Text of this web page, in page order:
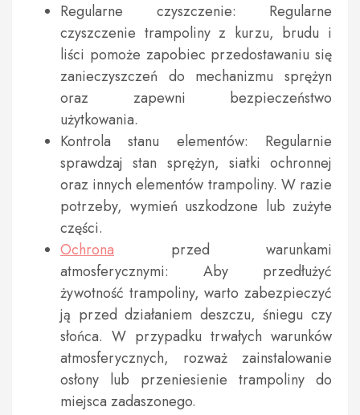
Regularne czyszczenie: Regularne
czyszczenie trampoliny z kurzu, brudu i
liści pomoże zapobiec przedostawaniu się
zanieczyszczeń do mechanizmu sprężyn
oraz zapewni bezpieczeństwo
użytkowania.
Kontrola stanu elementów: Regularnie
sprawdzaj stan sprężyn, siatki ochronnej
oraz innych elementów trampoliny. W razie
potrzeby, wymień uszkodzone lub zużyte
części.
Ochrona przed warunkami
atmosferycznymi: Aby przedłużyć
żywotność trampoliny, warto zabezpieczyć
ją przed działaniem deszczu, śniegu czy
słońca. W przypadku trwałych warunków
atmosferycznych, rozważ zainstalowanie
osłony lub przeniesienie trampoliny do
miejsca zadaszonego.